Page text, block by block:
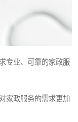
专业、可靠的家政服
家政服务的需求更加